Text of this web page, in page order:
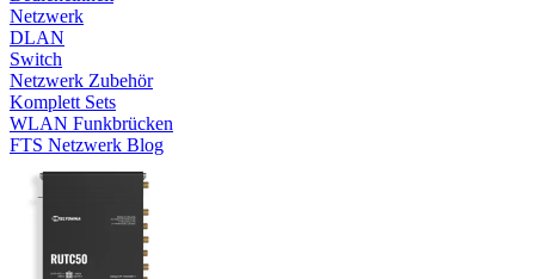
Netzwerk
DLAN
Switch
Netzwerk Zubehör
Komplett Sets
WLAN Funkbrücken
FTS Netzwerk Blog